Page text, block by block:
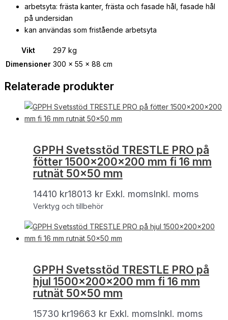
arbetsyta: frästa kanter, frästa och fasade hål, fasade hål
på undersidan
kan användas som fristående arbetsyta
Vikt
297 kg
Dimensioner 300 × 55 × 88 cm
Relaterade produkter
GPPH Svetsstöd TRESTLE PRO på
fötter 1500x200x200 mm fi 16 mm
rutnät 50×50 mm
14410 kr18013 kr Exkl. momsInkl. moms
Verktyg och tillbehör
GPPH Svetsstöd TRESTLE PRO på
hjul 1500x200x200 mm fi 16 mm
rutnät 50×50 mm
15730 kr19663 kr Exkl. momsInkl. moms